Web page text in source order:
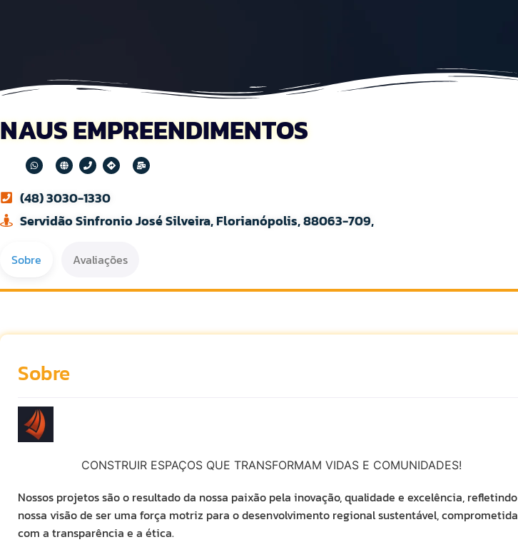
NAUS EMPREENDIMENTOS
(48) 3030-1330
Servidão Sinfronio José Silveira, Florianópolis, 88063-709,
Sobre Avaliações
Sobre
CONSTRUIR ESPAÇOS QUE TRANSFORMAM VIDAS E COMUNIDADES!
Nossos projetos são o resultado da nossa paixão pela inovação, qualidade e excelência, refletindo
nossa visão de ser uma força motriz para o desenvolvimento regional sustentável, comprometida
com a transparência e a ética.